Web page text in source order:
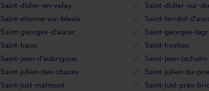
Saint-didier-en-velay Saint-didier-sur-
Saint-etienne-sur-blesle Saint-ferréol-
Saint-georges-d'aurac Saint-georges-
Saint-haon Saint-hostien
Saint-jean-d'aubrigoux Saint-jean-lachalm
Saint-julien-des-chazes Saint-julien-du-
Saint-just-malmont Saint-just-près-